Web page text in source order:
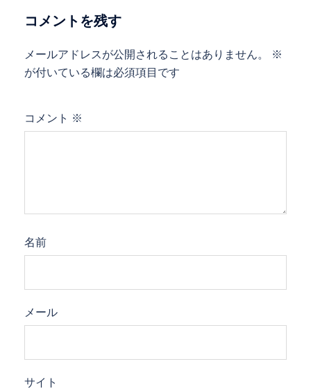
コメントを残す
メールアドレスが公開されることはありません。
※
が付いている欄は必須項目です
コメント ※
名前
メール
サイト